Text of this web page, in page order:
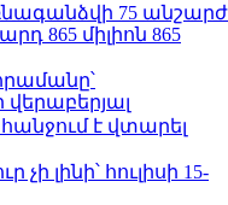
75 անշարժ
865 միլիոն 865
է վտարել
լինի՝ հուլիսի 15-